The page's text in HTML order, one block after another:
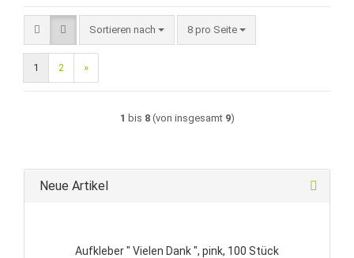
Sortieren nach
Sortieren nach 8 pro Seite
pro Seite
1 2 »
1 bis 8(von insgesamt 9)
Neue Artikel
Aufkleber " Vielen Dank ", pink, 100 Stück